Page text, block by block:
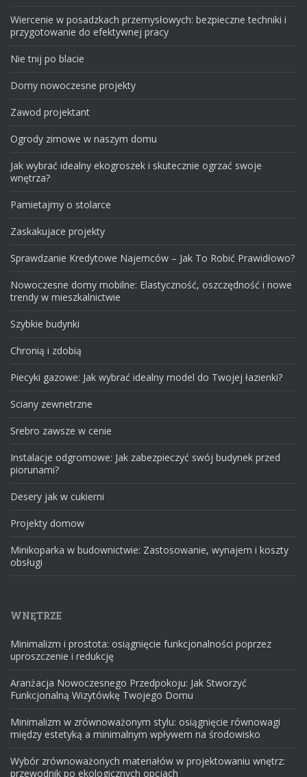
Wiercenie w posadzkach przemysłowych: bezpieczne techniki i
przygotowanie do efektywnej pracy
Nie tnij po blacie
Domy nowoczesne projekty
Zawod projektant
Ogrody zimowe w naszym domu
Jak wybrać idealny ekogroszek i skutecznie ogrzać swoje
wnętrza?
Pamietajmy o stolarce
Zaskakujace projekty
Sprawdzanie Kredytowe Najemców – Jak To Robić Prawidłowo?
Nowoczesne domy mobilne: Elastyczność, oszczędność i nowe
trendy w mieszkalnictwie
Szybkie budynki
Chronią i zdobią
Piecyki gazowe: Jak wybrać idealny model do Twojej łazienki?
Sciany zewnetrzne
Srebro zawsze w cenie
Instalacje odgromowe: Jak zabezpieczyć swój budynek przed
piorunami?
Desery jak w cukierni
Projekty domow
Minikoparka w budownictwie: Zastosowanie, wynajem i koszty
obsługi
WNĘTRZE
Minimalizm i prostota: osiągnięcie funkcjonalności poprzez
uproszczenie i redukcję
Aranżacja Nowoczesnego Przedpokoju: Jak Stworzyć
Funkcjonalną Wizytówkę Twojego Domu
Minimalizm w zrównoważonym stylu: osiągnięcie równowagi
między estetyką a minimalnym wpływem na środowisko
Wybór zrównoważonych materiałów w projektowaniu wnętrz:
przewodnik po ekologicznych opcjach